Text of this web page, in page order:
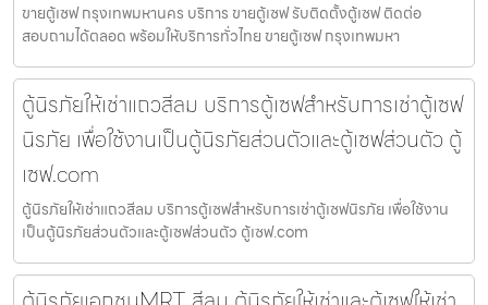
ขายตู้เซฟ กรุงเทพมหานคร บริการ ขายตู้เซฟ รับติดตั้งตู้เซฟ ติดต่อ
สอบถามได้ตลอด พร้อมให้บริการทั่วไทย ขายตู้เซฟ กรุงเทพมหา
ตู้นิรภัยให้เช่าแถวสีลม บริการตู้เซฟสำหรับการเช่าตู้เซฟ
นิรภัย เพื่อใช้งานเป็นตู้นิรภัยส่วนตัวและตู้เซฟส่วนตัว ตู้
เซฟ.com
ตู้นิรภัยให้เช่าแถวสีลม บริการตู้เซฟสำหรับการเช่าตู้เซฟนิรภัย เพื่อใช้งาน
เป็นตู้นิรภัยส่วนตัวและตู้เซฟส่วนตัว ตู้เซฟ.com